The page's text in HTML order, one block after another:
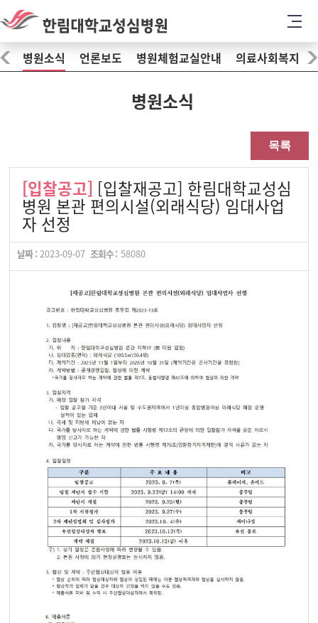
병원소식 언론보도 병원체험교실안내 의료사회복지
병원소식
목록
[입찰공고]
[입찰재공고] 한림대학교성심
병원 본관 편의시설(외래식당) 임대사업
자 선정
날짜 : 2023-09-07 조회수 : 58080